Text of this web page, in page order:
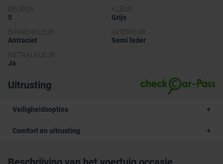
DEUREN
5
KLEUR
Grijs
BINNENKLEUR
Antraciet
INTERIEUR
Semi leder
METAALKLEUR
Ja
Uitrusting
Veiligheidsopties
Comfort en uitrusting